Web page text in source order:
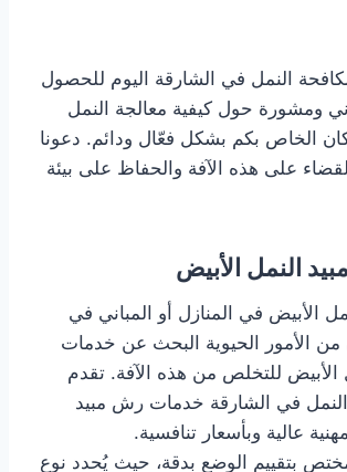
النمل في الشارقة اليوم للحصول
ومشورة حول كيفية معالجة النمل
الخاص بكم بشكل فعّال ودائم. دعونا
على هذه الآفة والحفاظ على بيئة
النمل الأبيض
الأبيض في المنازل أو المباني في
من الأمور الحيوية البحث عن خدمات
للتخلص من هذه الآفة. تقدم
في الشارقة خدمات رش مبيد
عالية وبأسعار تنافسية.
بتقييم الوضع بدقة، حيث يُحدد نوع